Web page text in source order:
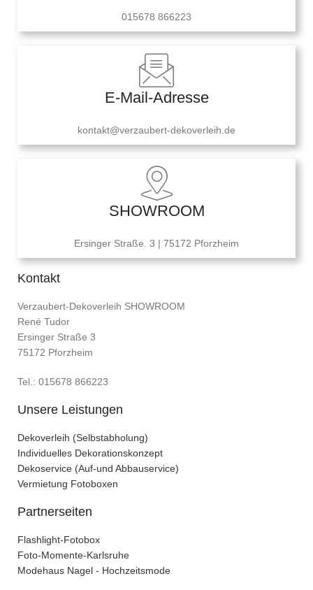
015678 866223
E-Mail-Adresse
kontakt@verzaubert-dekoverleih.de
SHOWROOM
Ersinger Straße. 3 | 75172 Pforzheim
Kontakt
Verzaubert-Dekoverleih SHOWROOM
René Tudor
Ersinger Straße 3
75172 Pforzheim
Tel.: 015678 866223
Unsere Leistungen
Dekoverleih (Selbstabholung)
Individuelles Dekorationskonzept
Dekoservice (Auf-und Abbauservice)
Vermietung Fotoboxen
Partnerseiten
Flashlight-Fotobox
Foto-Momente-Karlsruhe
Modehaus Nagel - Hochzeitsmode